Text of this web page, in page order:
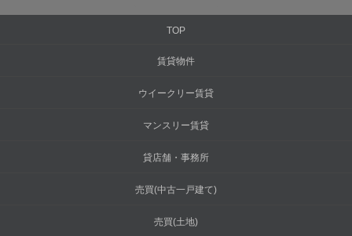
TOP
賃貸物件
ウイークリー賃貸
マンスリー賃貸
貸店舗・事務所
売買(中古一戸建て)
売買(土地)